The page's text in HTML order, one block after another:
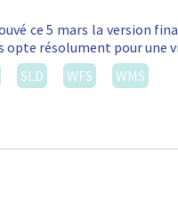
ce 5 mars la version
opte résolument pour
SLD WFS WMS